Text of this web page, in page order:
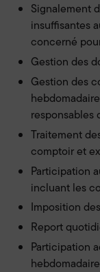
Signalement
insuffisantes
concerné
Gestion des
Gestion des
responsables
Traitement
comptoir et
Participation
incluant les
Imposition
Report
Participation